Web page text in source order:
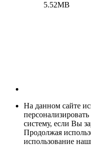
5.52MB
На данном сайте
систему, если Вы
Продолжая
использование